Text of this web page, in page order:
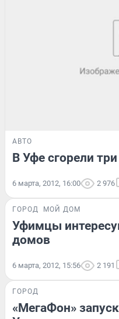
АВТО
В Уфе сгорели
6 марта, 2012, 16:00 2 976
ГОРОД МОЙ ДОМ
Уфимцы
домов
6 марта, 2012, 15:56 2 191
ГОРОД
«МегаФон»